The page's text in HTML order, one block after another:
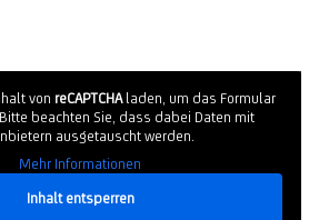
von reCAPTCHAladen, um das Formular
beachten Sie, dass dabei Daten mit
ausgetauscht werden.
Mehr Informationen
Inhalt entsperren